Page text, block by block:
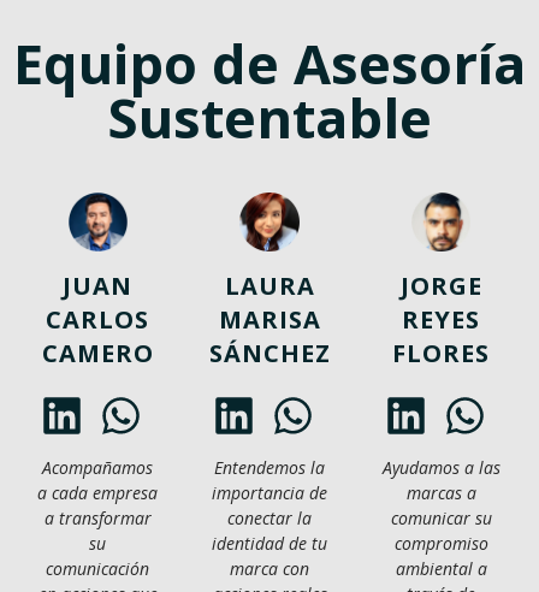
Equipo de Asesoría
Sustentable
JUAN
CARLOS
CAMERO
Acompañamos
a cada empresa
a transformar
su
comunicación
LAURA
MARISA
SÁNCHEZ
Entendemos la
importancia de
conectar la
identidad de tu
marca con
JORGE
REYES
FLORES
Ayudamos a las
marcas a
comunicar su
compromiso
ambiental a